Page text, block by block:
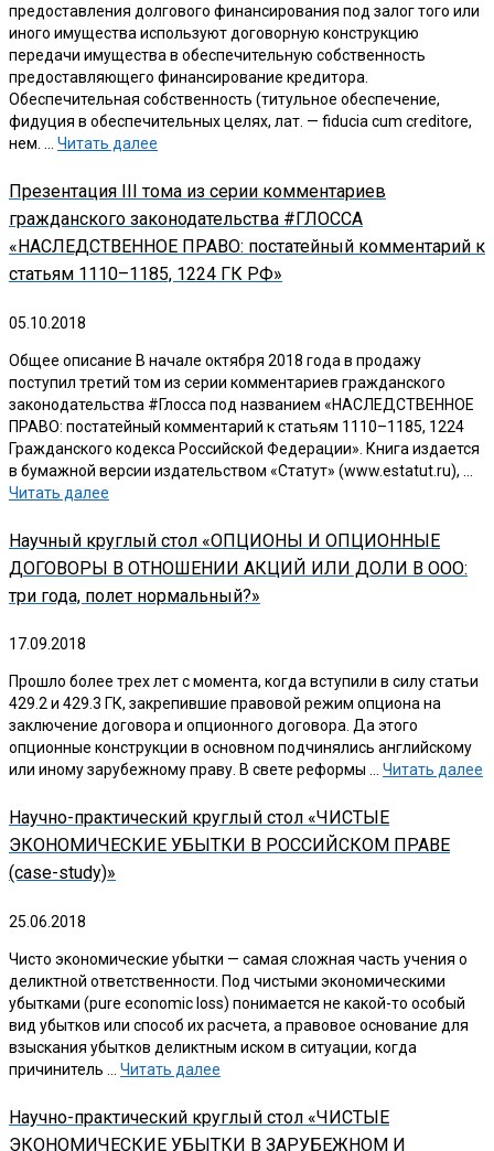
предоставления долгового финансирования под залог того или
иного имущества используют договорную конструкцию
передачи имущества в обеспечительную собственность
предоставляющего финансирование кредитора.
Обеспечительная собственность (титульное обеспечение,
фидуция в обеспечительных целях, лат. — fiducia cum creditore,
нем. … Читать далее
Презентация III тома из серии комментариев
гражданского законодательства #ГЛОССА
«НАСЛЕДСТВЕННОЕ ПРАВО: постатейный комментарий к
статьям 1110–1185, 1224 ГК РФ»
05.10.2018
Общее описание В начале октября 2018 года в продажу
поступил третий том из серии комментариев гражданского
законодательства #Глосса под названием «НАСЛЕДСТВЕННОЕ
ПРАВО: постатейный комментарий к статьям 1110–1185, 1224
Гражданского кодекса Российской Федерации». Книга издается
в бумажной версии издательством «Статут» (www.estatut.ru), …
Читать далее
Научный круглый стол «ОПЦИОНЫ И ОПЦИОННЫЕ
ДОГОВОРЫ В ОТНОШЕНИИ АКЦИЙ ИЛИ ДОЛИ В ООО:
три года, полет нормальный?»
17.09.2018
Прошло более трех лет с момента, когда вступили в силу статьи
429.2 и 429.3 ГК, закрепившие правовой режим опциона на
заключение договора и опционного договора. Да этого
опционные конструкции в основном подчинялись английскому
или иному зарубежному праву. В свете реформы … Читать далее
Научно-практический круглый стол «ЧИСТЫЕ
ЭКОНОМИЧЕСКИЕ УБЫТКИ В РОССИЙСКОМ ПРАВЕ
(case-study)»
25.06.2018
Чисто экономические убытки — самая сложная часть учения о
деликтной ответственности. Под чистыми экономическими
убытками (pure economic loss) понимается не какой-то особый
вид убытков или способ их расчета, а правовое основание для
взыскания убытков деликтным иском в ситуации, когда
причинитель … Читать далее
Научно-практический круглый стол «ЧИСТЫЕ
ЭКОНОМИЧЕСКИЕ УБЫТКИ В ЗАРУБЕЖНОМ И